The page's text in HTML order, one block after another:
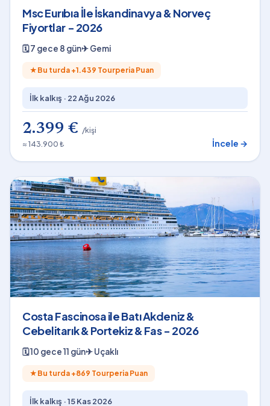
Msc Eurıbıa İle İskandinavya & Norveç
Fiyortlar - 2026
🗓7 gece 8 gün✈Gemi
★ Bu turda +1.439 Tourperia Puan
İlk kalkış · 22 Ağu 2026
2.399 € /kişi
≈ 143.900 ₺
İncele →
Costa Fascinosa ile Batı Akdeniz &
Cebelitarık & Portekiz & Fas - 2026
🗓10 gece 11 gün✈Uçaklı
★ Bu turda +869 Tourperia Puan
İlk kalkış ·15 Kas 2026